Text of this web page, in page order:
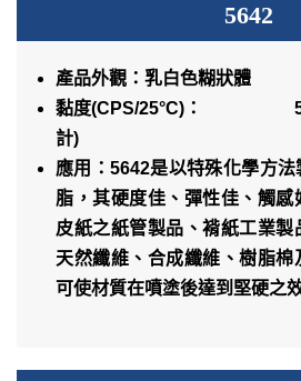
5642
產品外觀：乳白色糊狀體
黏度(CPS/25°C) ： 5000-
計)
應用：5642是以特殊化學方
脂，其硬度佳、彈性佳、觸感
皮紙之紙管製品、褙紙工業製
天然纖維、合成纖維、樹脂棉
可使材質在噴塗後達到堅硬之